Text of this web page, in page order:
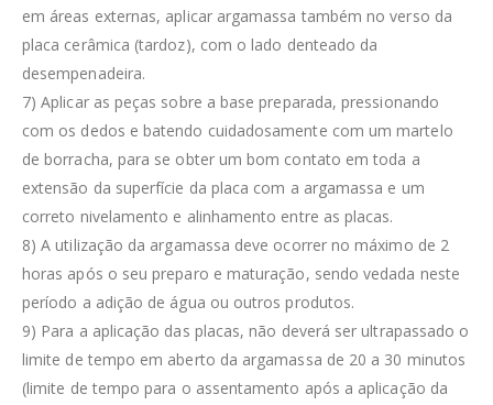
em áreas externas, aplicar argamassa também no verso da
placa cerâmica (tardoz), com o lado denteado da
desempenadeira.
7) Aplicar as peças sobre a base preparada, pressionando
com os dedos e batendo cuidadosamente com um martelo
de borracha, para se obter um bom contato em toda a
extensão da superfície da placa com a argamassa e um
correto nivelamento e alinhamento entre as placas.
8) A utilização da argamassa deve ocorrer no máximo de 2
horas após o seu preparo e maturação, sendo vedada neste
período a adição de água ou outros produtos.
9) Para a aplicação das placas, não deverá ser ultrapassado o
limite de tempo em aberto da argamassa de 20 a 30 minutos
(limite de tempo para o assentamento após a aplicação da